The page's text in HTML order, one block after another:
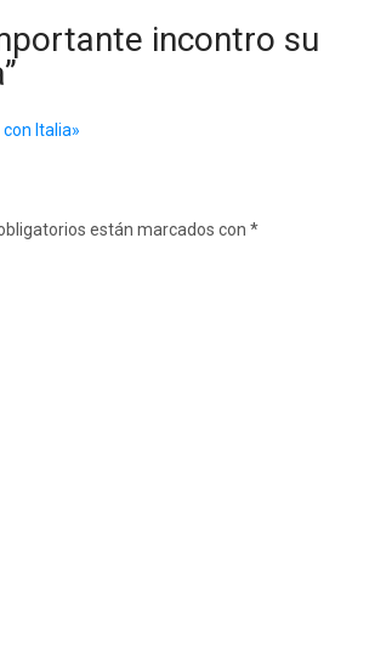
incontro su
”
Italia»
están marcados con *